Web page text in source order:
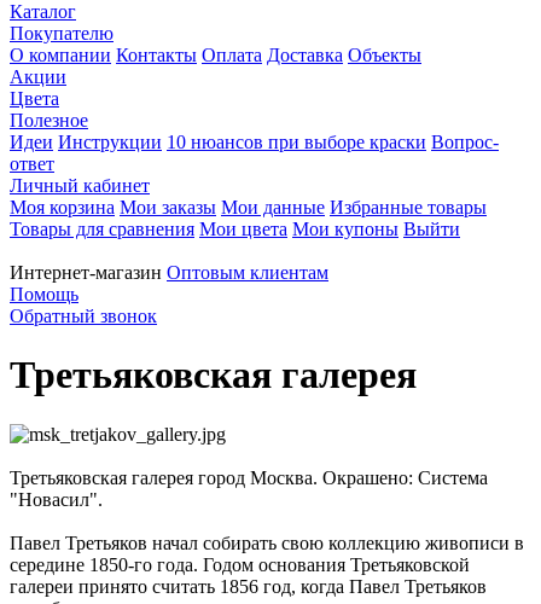
Каталог
Покупателю
О компании Контакты Оплата Доставка Объекты
Акции
Цвета
Полезное
Идеи Инструкции 10 нюансов при выборе краски Вопрос-
ответ
Личный кабинет
Моя корзина Мои заказы Мои данные Избранные товары
Товары для сравнения Мои цвета Мои купоны Выйти
Интернет-магазин Оптовым клиентам
Помощь
Обратный звонок
Третьяковская галерея
Третьяковская галерея город Москва. Окрашено: Система
"Новасил".
Павел Третьяков начал собирать свою коллекцию живописи в
середине 1850-го года. Годом основания Третьяковской
галереи принято считать 1856 год, когда Павел Третьяков